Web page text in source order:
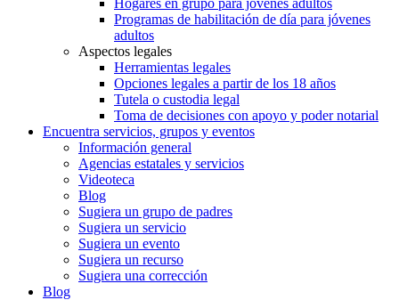
Programas de habilitación de día para jóvenes
adultos
Aspectos legales
Herramientas legales
Opciones legales a partir de los 18 años
Tutela o custodia legal
Toma de decisiones con apoyo y poder notarial
Encuentra servicios, grupos y eventos
Información general
Agencias estatales y servicios
Videoteca
Blog
Sugiera un grupo de padres
Sugiera un servicio
Sugiera un evento
Sugiera un recurso
Sugiera una corrección
Blog